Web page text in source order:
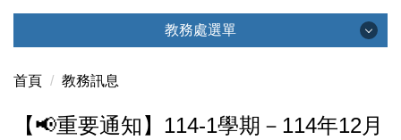
教務處選單
教務處選單
單位簡介
首頁 教務訊息
【📢重要通知】114-1學期－114年12月